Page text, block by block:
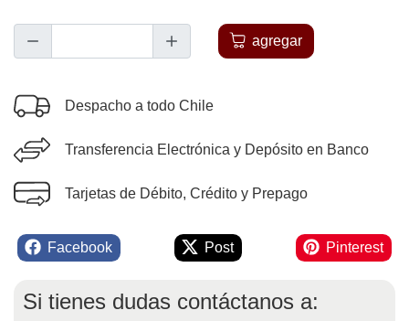
agregar
Despacho a todo Chile
Transferencia Electrónica y Depósito en Banco
Tarjetas de Débito, Crédito y Prepago
Facebook Post Pinterest
Si tienes dudas contáctanos a: